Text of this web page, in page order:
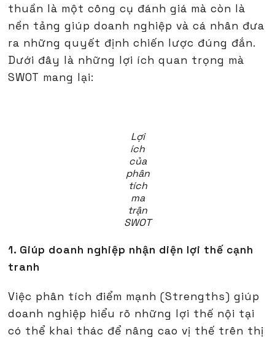
thuần là một công cụ đánh giá mà còn là
nền tảng giúp doanh nghiệp và cá nhân đưa
ra những quyết định chiến lược đúng đắn.
Dưới đây là những lợi ích quan trọng mà
SWOT mang lại:
Lợi
ích
của
phân
tích
ma
trận
SWOT
1. Giúp doanh nghiệp nhận diện lợi thế cạnh
tranh
Việc phân tích điểm mạnh (Strengths) giúp
doanh nghiệp hiểu rõ những lợi thế nội tại
có thể khai thác để nâng cao vị thế trên thị